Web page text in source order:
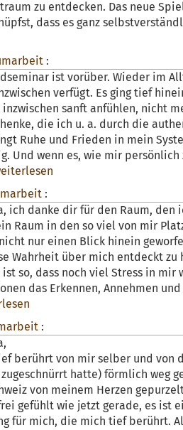
zu entdecken. Das neue
dass es ganz
:
ist vorüber. Wieder im
verfügt. Es ging tief
inzwischen sanft anfühlen, nicht
die ich u. a. durch die
Ruhe und Frieden in mein
Und wenn es, wie mir
:
ich danke dir für den Raum, den
Raum in den so viel von mir
nur einen Blick hinein
Wahrheit über mich entdeckt zu
ist so, dass noch viel Stress in
das Erkennen, Annehmen
:
berührt von mir selber und von
hatte) förmlich weg
von meinem Herzen
gefühlt wie jetzt gerade, es ist
für mich, die mich tief berührt.